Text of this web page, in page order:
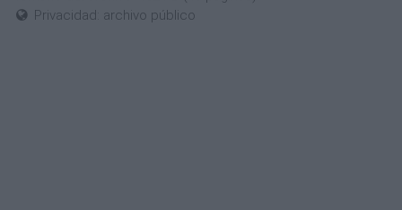
Privacidad: archivo público